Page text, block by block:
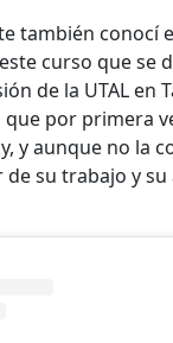
también conocí
curso que se
de la UTAL en
que por primera
y aunque no la
de su trabajo y